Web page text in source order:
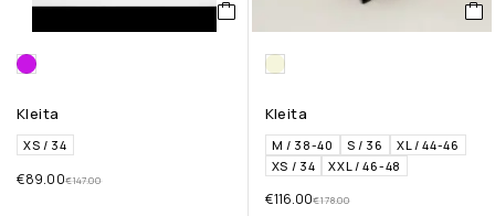
Kleita
XS / 34
€147.00
€89.00
Kleita
M / 38-40 S / 36
XL / 44-46
XS / 34
XXL / 46-48
€178.00
€116.00